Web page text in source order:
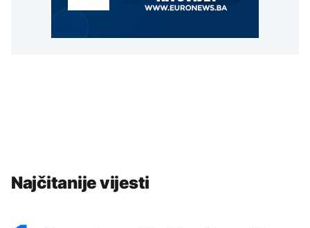
Najčitanije vijesti